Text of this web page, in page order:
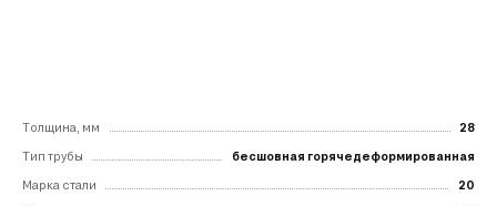
Толщина, мм 28
Тип трубы бесшовная горячедеформированная
Марка стали 20